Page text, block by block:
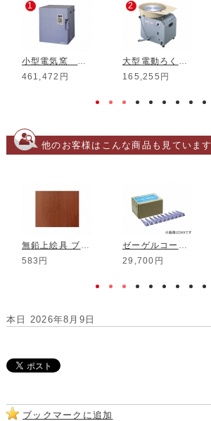
1
小型電気窯 DMT-01
461,472円
2
大型電動ろくろ RK-3D
165,255円
他のお客様はこんな商品も見ています
無鉛上絵具 ブラウン
583円
ゼーゲルコーン 12 1350℃ 50本組
29,700円
本日 2026年8月9日
ブックマークに追加